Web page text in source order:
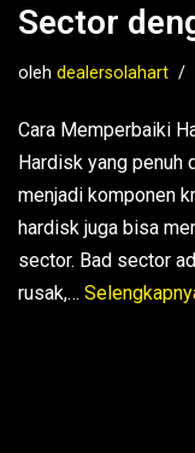
Sector
oleh dealersolahart
Cara Memperbaiki
Hardisk yang penuh
menjadi komponen
hardisk juga bisa
sector. Bad sector
rusak,…